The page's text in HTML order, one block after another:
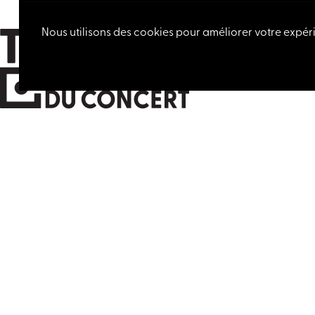
Nous utilisons des cookies pour améliorer votre